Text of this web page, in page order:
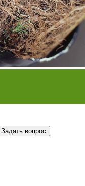
Задать вопрос